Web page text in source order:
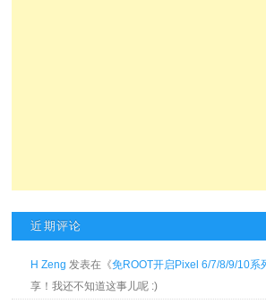
近期评论
H Zeng 发表在《免ROOT开启Pixel 6/7/8/9/10系
享！我还不知道这事儿呢 :)